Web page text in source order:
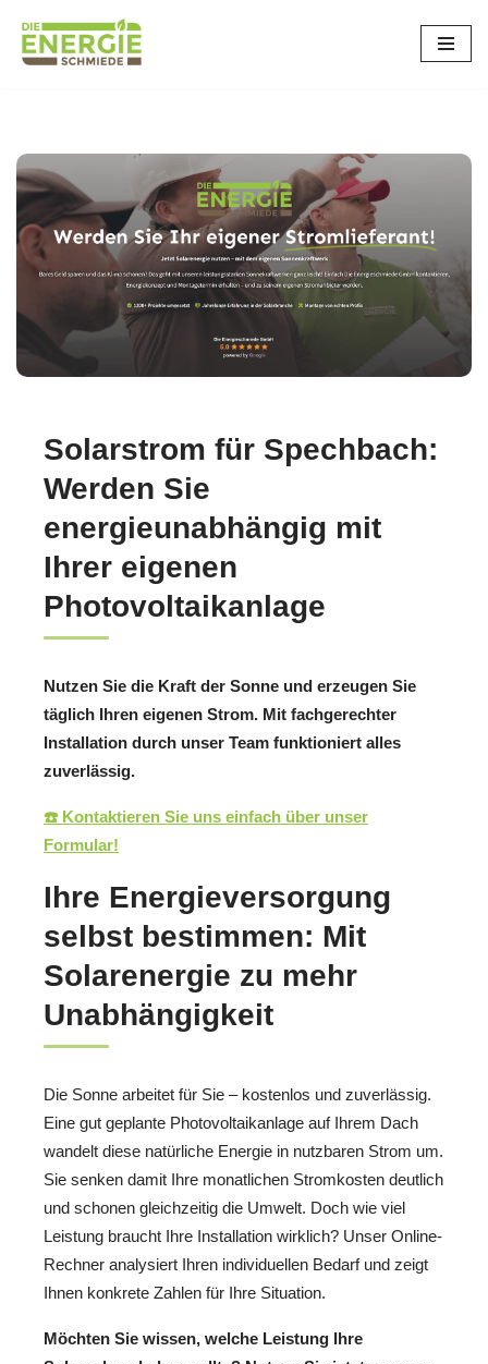
Zum
Solarstrom für Spechbach:
Werden Sie
energieunabhängig mit
Ihrer eigenen
Photovoltaikanlage
Nutzen Sie die Kraft der Sonne und erzeugen Sie
täglich Ihren eigenen Strom. Mit fachgerechter
Installation durch unser Team funktioniert alles
zuverlässig.
☎️ Kontaktieren Sie uns einfach über unser
Formular!
Ihre Energieversorgung
selbst bestimmen: Mit
Solarenergie zu mehr
Unabhängigkeit
Die Sonne arbeitet für Sie – kostenlos und zuverlässig.
Eine gut geplante Photovoltaikanlage auf Ihrem Dach
wandelt diese natürliche Energie in nutzbaren Strom um.
Sie senken damit Ihre monatlichen Stromkosten deutlich
und schonen gleichzeitig die Umwelt. Doch wie viel
Leistung braucht Ihre Installation wirklich? Unser Online-
Rechner analysiert Ihren individuellen Bedarf und zeigt
Ihnen konkrete Zahlen für Ihre Situation.
Möchten Sie wissen, welche Leistung Ihre